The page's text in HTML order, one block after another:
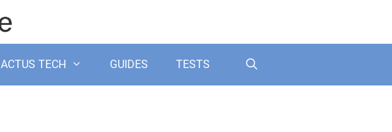
ACTUS TECH GUIDES TESTS